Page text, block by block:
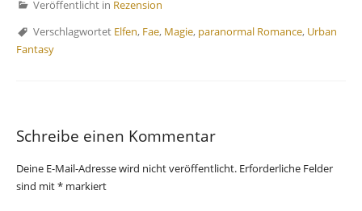
Veröffentlicht in Rezension
Verschlagwortet Elfen, Fae, Magie, paranormal Romance, Urban
Fantasy
Schreibe einen Kommentar
Deine E-Mail-Adresse wird nicht veröffentlicht. Erforderliche Felder
sind mit* markiert